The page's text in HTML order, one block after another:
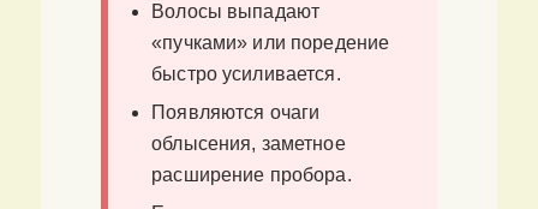
Волосы выпадают
«пучками» или поредение
быстро усиливается.
Появляются очаги
облысения, заметное
расширение пробора.